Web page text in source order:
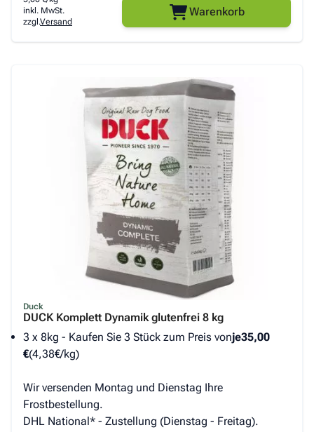
inkl. MwSt.
zzgl.Versand
Warenkorb
Duck
DUCK Komplett Dynamik glutenfrei 8 kg
3 x 8kg - Kaufen Sie 3 Stück zum Preis vonje35,00
€(4,38€/kg)
Wir versenden Montag und Dienstag Ihre
Frostbestellung.
DHL National* - Zustellung (Dienstag - Freitag).